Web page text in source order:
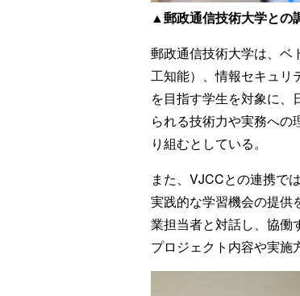
▲郵政通信技術大学との
郵政通信技術大学は、ベ
工知能）、情報セキュリ
を目指す学生を対象に
られる技術力や実務への
り組むとしている。
また、VJCCとの連携で
実践的な学習機会の提供
業担当者と対話し、協働
プロジェクト内容や実施